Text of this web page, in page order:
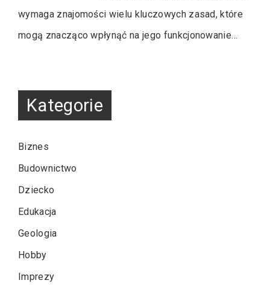
wymaga znajomości wielu kluczowych zasad, które
mogą znacząco wpłynąć na jego funkcjonowanie…
Kategorie
Biznes
Budownictwo
Dziecko
Edukacja
Geologia
Hobby
Imprezy